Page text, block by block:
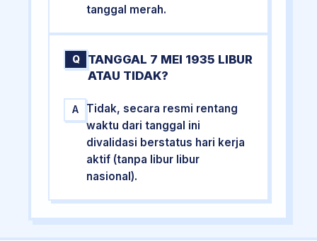
tanggal merah.
Q
TANGGAL 7 MEI 1935 LIBUR
ATAU TIDAK?
A
Tidak, secara resmi rentang
waktu dari tanggal ini
divalidasi berstatus hari kerja
aktif (tanpa libur libur
nasional).